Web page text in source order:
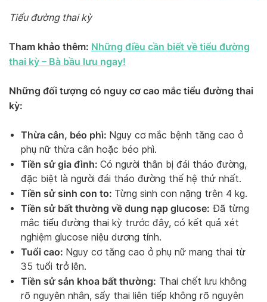
Tiểu đường thai kỳ
Tham khảo thêm: Những điều cần biết về tiểu đường
thai kỳ – Bà bầu lưu ngay!
Những đối tượng có nguy cơ cao mắc tiểu đường thai
kỳ:
Thừa cân, béo phì: Nguy cơ mắc bệnh tăng cao ở
phụ nữ thừa cân hoặc béo phì.
Tiền sử gia đình: Có người thân bị đái tháo đường,
đặc biệt là người đái tháo đường thế hệ thứ nhất.
Tiền sử sinh con to: Từng sinh con nặng trên 4 kg.
Tiền sử bất thường về dung nạp glucose: Đã từng
mắc tiểu đường thai kỳ trước đây, có kết quả xét
nghiệm glucose niệu dương tính.
Tuổi cao: Nguy cơ tăng cao ở phụ nữ mang thai từ
35 tuổi trở lên.
Tiền sử sản khoa bất thường: Thai chết lưu không
rõ nguyên nhân, sẩy thai liên tiếp không rõ nguyên